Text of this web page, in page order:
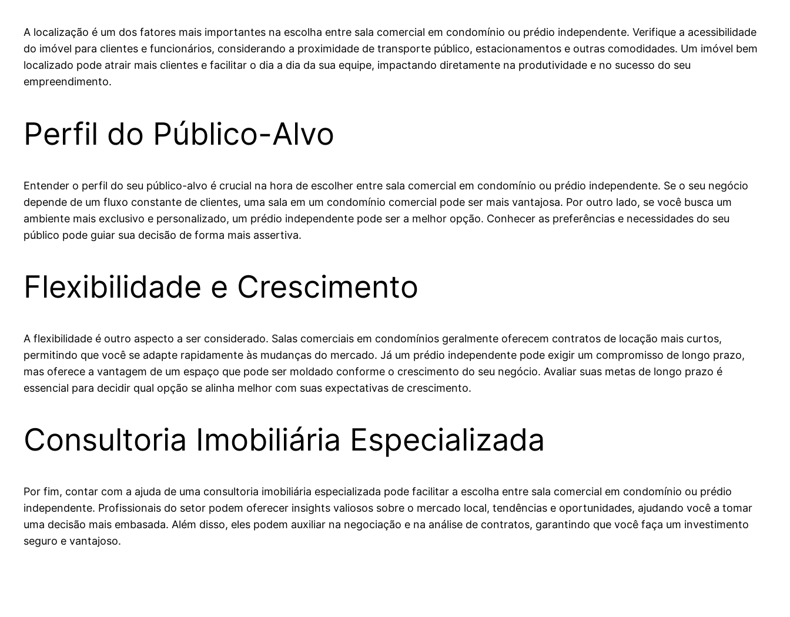
A localização é um dos fatores mais importantes na escolha entre sala comercial em condomínio ou prédio independente. Verifique a acessibilidade
do imóvel para clientes e funcionários, considerando a proximidade de transporte público, estacionamentos e outras comodidades. Um imóvel bem
localizado pode atrair mais clientes e facilitar o dia a dia da sua equipe, impactando diretamente na produtividade e no sucesso do seu
empreendimento.
Perfil do Público-Alvo
Entender o perfil do seu público-alvo é crucial na hora de escolher entre sala comercial em condomínio ou prédio independente. Se o seu negócio
depende de um fluxo constante de clientes, uma sala em um condomínio comercial pode ser mais vantajosa. Por outro lado, se você busca um
ambiente mais exclusivo e personalizado, um prédio independente pode ser a melhor opção. Conhecer as preferências e necessidades do seu
público pode guiar sua decisão de forma mais assertiva.
Flexibilidade e Crescimento
A flexibilidade é outro aspecto a ser considerado. Salas comerciais em condomínios geralmente oferecem contratos de locação mais curtos,
permitindo que você se adapte rapidamente às mudanças do mercado. Já um prédio independente pode exigir um compromisso de longo prazo,
mas oferece a vantagem de um espaço que pode ser moldado conforme o crescimento do seu negócio. Avaliar suas metas de longo prazo é
essencial para decidir qual opção se alinha melhor com suas expectativas de crescimento.
Consultoria Imobiliária Especializada
Por fim, contar com a ajuda de uma consultoria imobiliária especializada pode facilitar a escolha entre sala comercial em condomínio ou prédio
independente. Profissionais do setor podem oferecer insights valiosos sobre o mercado local, tendências e oportunidades, ajudando você a tomar
uma decisão mais embasada. Além disso, eles podem auxiliar na negociação e na análise de contratos, garantindo que você faça um investimento
seguro e vantajoso.